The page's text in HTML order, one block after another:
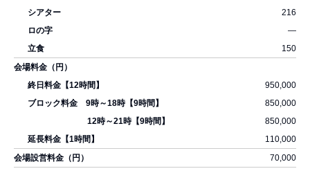
216
―
150
950,000
850,000
850,000
110,000
70,000